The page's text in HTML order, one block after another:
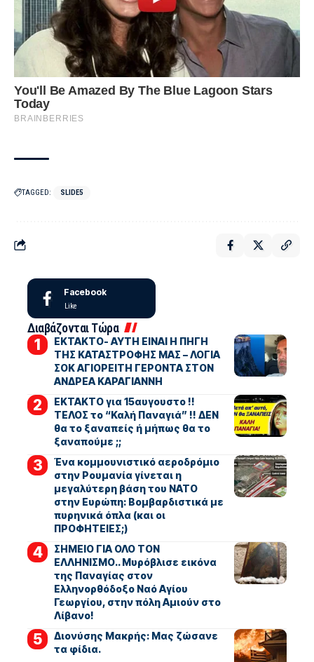
TAGGED: SLIDE5
Facebook
Like
Διαβάζονται Τώρα
ΕΚΤΑΚΤΟ- ΑΥΤΗ ΕΙΝΑΙ Η ΠΗΓΗ
ΤΗΣ ΚΑΤΑΣΤΡΟΦΗΣ ΜΑΣ – ΛΟΓΙΑ
ΣΟΚ ΑΓΙΟΡΕΙΤΗ ΓΕΡΟΝΤΑ ΣΤΟΝ
ΑΝΔΡΕΑ ΚΑΡΑΓΙΑΝΝΗ
ΕΚΤΑΚΤΟ για 15αυγουστο !!
ΤΕΛΟΣ το “Καλή Παναγιά” !! ΔΕΝ
θα το ξαναπείς ή μήπως θα το
ξαναπούμε ;;
Ένα κομμουνιστικό αεροδρόμιο
στην Ρουμανία γίνεται η
μεγαλύτερη βάση του ΝΑΤΟ
στην Ευρώπη: Βομβαρδιστικά με
πυρηνικά όπλα (και οι
ΠΡΟΦΗΤΕΙΕΣ;)
ΣΗΜΕΙΟ ΓΙΑ ΟΛΟ ΤΟΝ
ΕΛΛΗΝΙΣΜΟ.. Μυρόβλισε εικόνα
της Παναγίας στον
Ελληνορθόδοξο Ναό Αγίου
Γεωργίου, στην πόλη Αμιούν στο
Λίβανο!
Διονύσης Μακρής: Μας ζώσανε
τα φίδια.